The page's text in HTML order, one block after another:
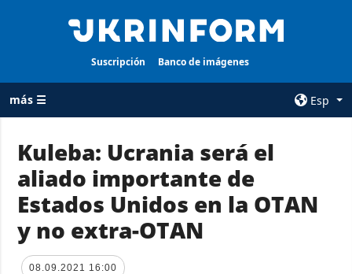
Suscripción Banco de imágenes
más ☰
Esp
TODAS LAS
CATEGORÍAS
Guerra
Reconstrucción
de Ucrania
AGENCIA
sobre la agencia
Kuleba: Ucrania será el
aliado importante de
Estados Unidos en la OTAN
y no extra-OTAN
08.09.2021 16:00